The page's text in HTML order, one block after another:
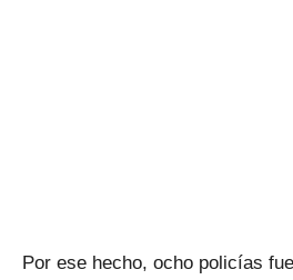
Por ese hecho, ocho policías